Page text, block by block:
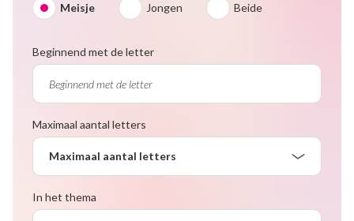
Meisje Jongen Beide
Beginnend met de letter
Maximaal aantal letters
Maximaal aantal letters
In het thema